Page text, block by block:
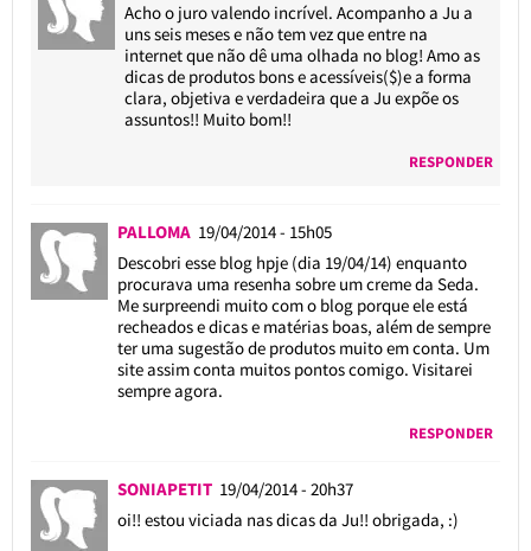
Acho o juro valendo incrível. Acompanho a Ju a
uns seis meses e não tem vez que entre na
internet que não dê uma olhada no blog! Amo as
dicas de produtos bons e acessíveis($)e a forma
clara, objetiva e verdadeira que a Ju expõe os
assuntos!! Muito bom!!
RESPONDER
PALLOMA 19/04/2014 - 15h05
Descobri esse blog hpje (dia 19/04/14) enquanto
procurava uma resenha sobre um creme da Seda.
Me surpreendi muito com o blog porque ele está
recheados e dicas e matérias boas, além de sempre
ter uma sugestão de produtos muito em conta. Um
site assim conta muitos pontos comigo. Visitarei
sempre agora.
RESPONDER
SONIAPETIT 19/04/2014 - 20h37
oi!! estou viciada nas dicas da Ju!! obrigada, :)